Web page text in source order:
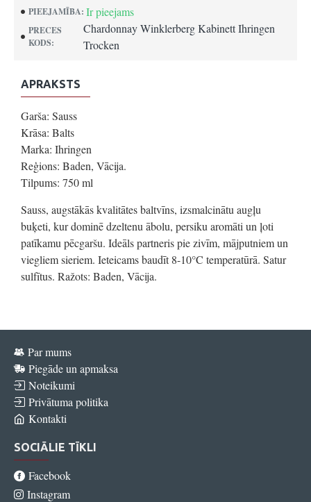
PIEEJAMĪBA: Ir pieejams
PRECES
KODS:
Chardonnay Winklerberg Kabinett Ihringen
Trocken
APRAKSTS
Garša: Sauss
Krāsa: Balts
Marka: Ihringen
Reģions: Baden, Vācija.
Tilpums: 750 ml
Sauss, augstākās kvalitātes baltvīns, izsmalcinātu augļu
buķeti, kur dominē dzeltenu ābolu, persiku aromāti un ļoti
patīkamu pēcgaršu. Ideāls partneris pie zivīm, mājputniem un
viegliem sieriem. Ieteicams baudīt 8-10°C temperatūrā. Satur
sulfītus. Ražots: Baden, Vācija.
Par mums
Piegāde un apmaksa
Noteikumi
Privātuma politika
Kontakti
SOCIĀLIE TĪKLI
Facebook
Instagram